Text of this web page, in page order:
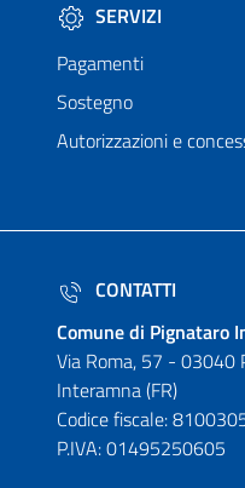
SERVIZI
Pagamenti
Sostegno
Autorizzazioni e
CONTATTI
Comune di Pignataro
Via Roma, 57 - 03040
Interamna (FR)
Codice fiscale:
P.IVA: 01495250605